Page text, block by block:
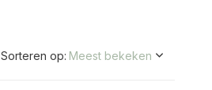
Sorteren op: